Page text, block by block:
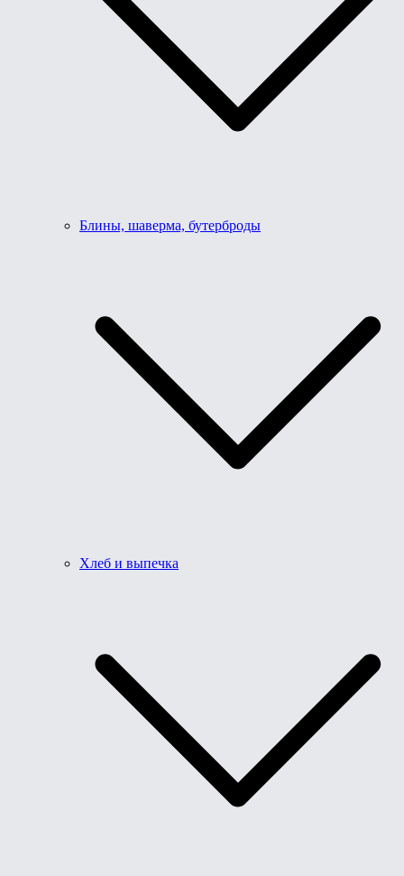
Блины, шаверма, бутерброды
Хлеб и выпечка